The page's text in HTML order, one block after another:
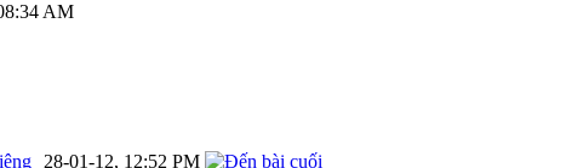
AM
28-01-12, 12:52 PM